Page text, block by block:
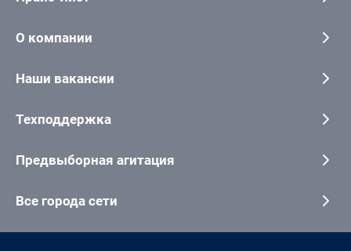
О компании
Наши вакансии
Техподдержка
Предвыборная агитация
Все города сети